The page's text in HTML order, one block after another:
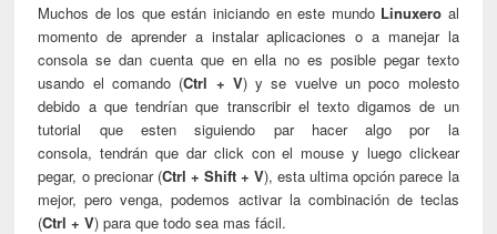
Muchos de los que están iniciando en este mundo Linuxero al
momento de aprender a instalar aplicaciones o a manejar la
consola se dan cuenta que en ella no es posible pegar texto
usando el comando (Ctrl + V) y se vuelve un poco molesto
debido a que tendrían que transcribir el texto digamos de un
tutorial que esten siguiendo par hacer algo por la
consola, tendrán que dar click con el mouse y luego clickear
pegar, o precionar (Ctrl + Shift + V), esta ultima opción parece la
mejor, pero venga, podemos activar la combinación de teclas
(Ctrl + V) para que todo sea mas fácil.